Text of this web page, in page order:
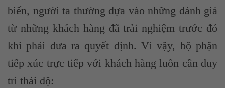
biến, người ta thường dựa vào những đánh giá
từ những khách hàng đã trải nghiệm trước đó
khi phải đưa ra quyết định. Vì vậy, bộ phận
tiếp xúc trực tiếp với khách hàng luôn cần duy
trì thái độ: